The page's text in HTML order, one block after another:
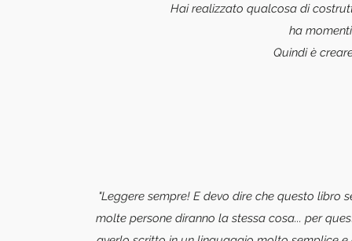
Hai realizzato qualcosa di
ha
Quindi è
"Leggere sempre! E devo dire che questo libro
molte persone diranno la stessa cosa... per